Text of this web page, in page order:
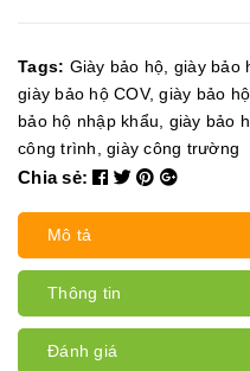
Tags: Giày bảo hộ giày bảo
giày bảo hộ COV,giày bảo
bảo hộ nhập khẩu
giày bảo
công trình
giày công trường
Chia sẻ:
Mô tả
Thông tin
Đánh giá